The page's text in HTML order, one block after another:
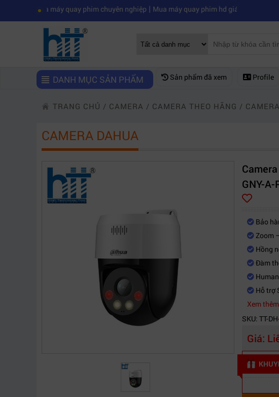
máy quay phim chuyên nghiệp|Mua máy quay phim hd giá rẻ nên mua của hãng nào?
DANH MỤC SẢN PHẨM Sản phẩm đã xem Profile
TRANG CHỦ / CAMERA / CAMERA THEO HÃNG /
CAMERA DAHUA
GNY-A-
Bảo
Zoom
Hồng
Đàm
Hỗ trợ
Xem
SKU: TT-
Giá: